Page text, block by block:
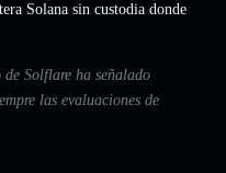
Solana sin custodia donde
Solflare ha señalado
las evaluaciones de